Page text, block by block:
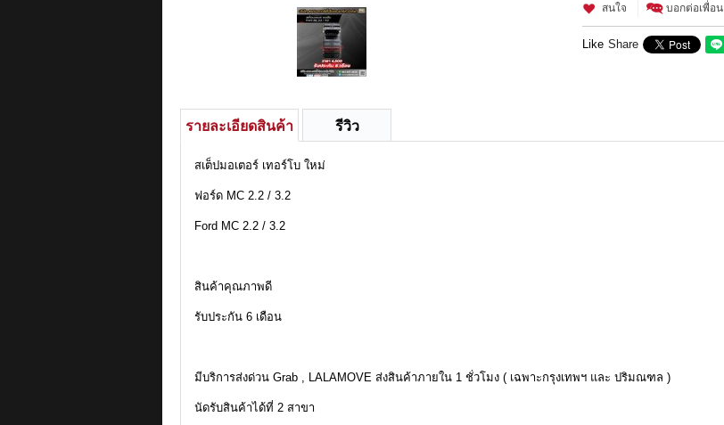
สนใจ บอกต่อเพื่อน
Like Share
รายละเอียดสินค้า รีวิว
สเต็ปมอเตอร์ เทอร์โบ ใหม่
ฟอร์ด MC 2.2 / 3.2
Ford MC 2.2 / 3.2
สินค้าคุณภาพดี
รับประกัน 6 เดือน
มีบริการส่งด่วน Grab , LALAMOVE ส่งสินค้าภายใน 1 ชั่วโมง ( เฉพาะกรุงเทพฯ และ ปริมณฑล )
นัดรับสินค้าได้ที่ 2 สาขา